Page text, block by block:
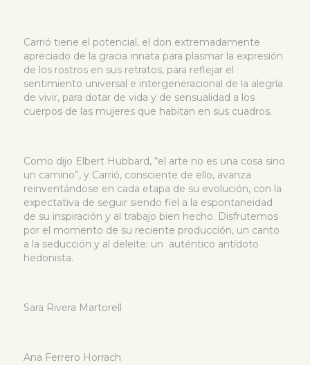
Carrió tiene el potencial, el don extremadamente
apreciado de la gracia innata para plasmar la expresión
de los rostros en sus retratos, para reflejar el
sentimiento universal e intergeneracional de la alegría
de vivir, para dotar de vida y de sensualidad a los
cuerpos de las mujeres que habitan en sus cuadros.
Como dijo Elbert Hubbard, “el arte no es una cosa sino
un camino”, y Carrió, consciente de ello, avanza
reinventándose en cada etapa de su evolución, con la
expectativa de seguir siendo fiel a la espontaneidad
de su inspiración y al trabajo bien hecho. Disfrutemos
por el momento de su reciente producción, un canto
a la seducción y al deleite; un auténtico antídoto
hedonista.
Sara Rivera Martorell
Ana Ferrero Horrach